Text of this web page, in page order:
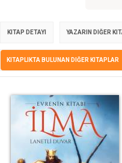
KITAP DETAYI YAZARIN DIĞER
KITAPLIKTA BULUNAN DIĞER KITAPLAR